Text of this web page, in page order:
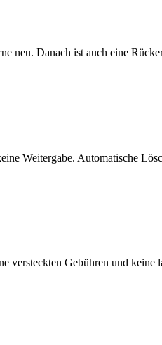
neu. Danach ist auch eine
Weitergabe. Automatische
versteckten Gebühren und keine